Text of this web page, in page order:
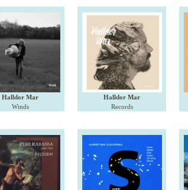
Halldor Mar
Winds
Halldor Mar
Records